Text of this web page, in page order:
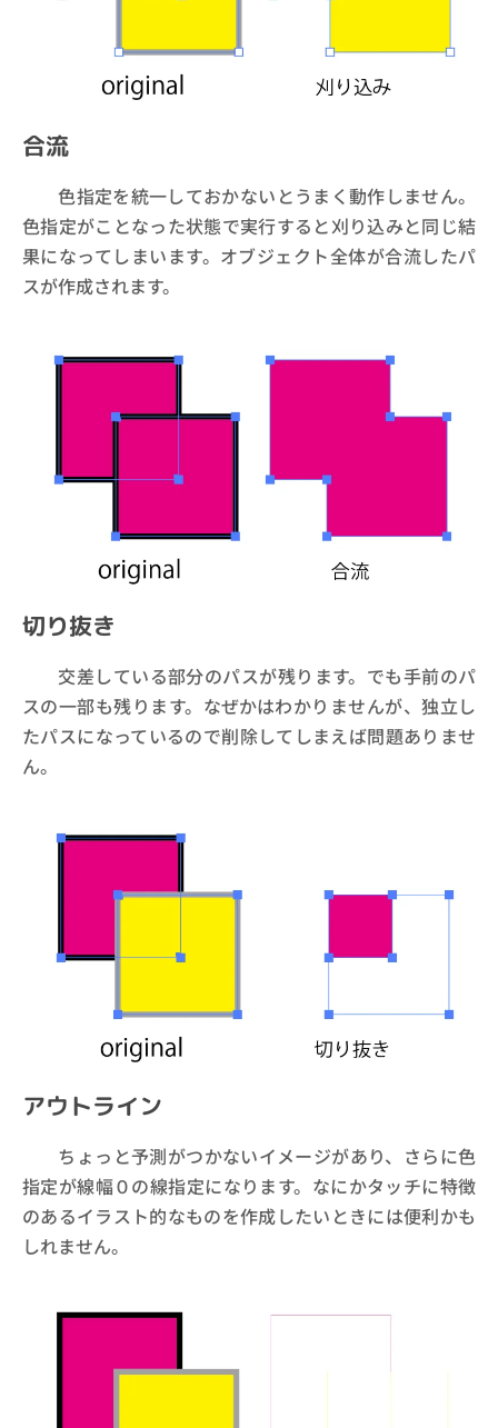
合流
色指定を統一しておかないとうまく動作しません。
色指定がことなった状態で実行すると刈り込みと同じ結
果になってしまいます。オブジェクト全体が合流したパ
スが作成されます。
切り抜き
交差している部分のパスが残ります。でも手前のパ
スの一部も残ります。なぜかはわかりませんが、独立し
たパスになっているので削除してしまえば問題ありませ
ん。
アウトライン
ちょっと予測がつかないイメージがあり、さらに色
指定が線幅０の線指定になります。なにかタッチに特徴
のあるイラスト的なものを作成したいときには便利かも
しれません。